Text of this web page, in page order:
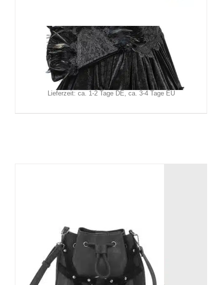
Sinister Tasche Rara Avis
49,90€
Inkl. MwSt.
zzgl. Versand
Lieferzeit: ca. 1-2 Tage DE, ca. 3-4 Tage EU